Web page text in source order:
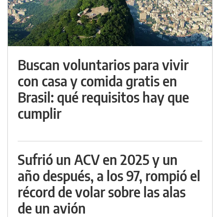
Buscan voluntarios para vivir
con casa y comida gratis en
Brasil: qué requisitos hay que
cumplir
Sufrió un ACV en 2025 y un
año después, a los 97, rompió el
récord de volar sobre las alas
de un avión